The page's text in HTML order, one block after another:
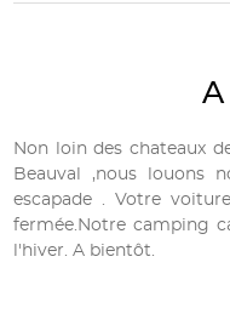
Non loin des chateaux
Beauval ,nous louons
escapade . Votre
fermée.Notre camping
l'hiver. A bientôt.